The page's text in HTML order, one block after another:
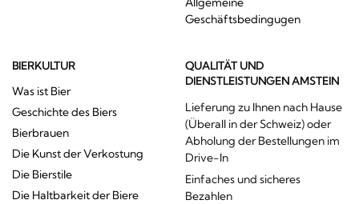
Geschäftsbedingugen
BIERKULTUR
Was ist Bier
Geschichte des Biers
Bierbrauen
Die Kunst der Verkostung
Die Bierstile
Die Haltbarkeit der Biere
QUALITÄT UND
DIENSTLEISTUNGEN AMSTEIN
Lieferung zu Ihnen nach Hause
(Überall in der Schweiz) oder
Abholung der Bestellungen im
Drive-In
Einfaches und sicheres
Bezahlen